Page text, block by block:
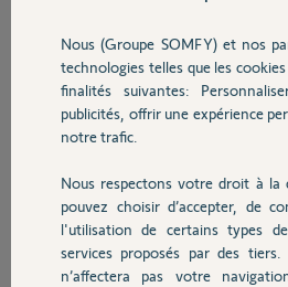
Sécurité
Domotique
Chauffage
Autres produits
jean-pierre L.
il y a plus d'un an
Participer au fil
Réponses
Bonjour Jean-Pierre,
Nous (Groupe SOMFY) et nos
technologies telles que les
finalités suivantes:
publicités, offrir une expérience
notre trafic.
Nous respectons votre droit à la
pouvez choisir d’accepter, de
l'utilisation de certains types
services proposés par des
n’affectera pas votre